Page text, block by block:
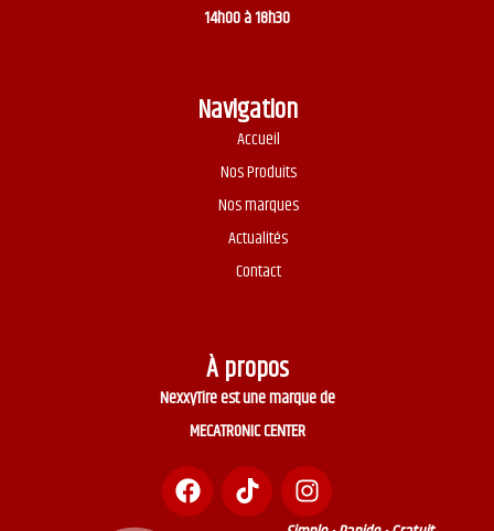
14h00 à 18h30
Navigation
Accueil
Nos Produits
Nos marques
Actualités
Contact
À propos
NexxyTire est une marque de
MECATRONIC CENTER